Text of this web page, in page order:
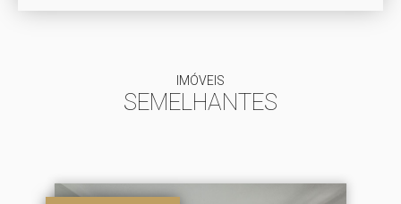
IMÓVEIS
SEMELHANTES